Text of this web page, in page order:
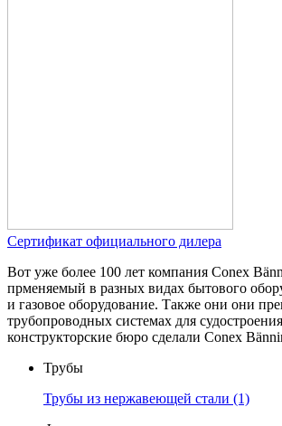
Сертификат официального дилера
Вот уже более 100 лет компания Conex
прменяемый в разных видах бытового
и газовое оборудование. Также они они
трубопроводных системах для
конструкторские бюро сделали Conex
Трубы
Трубы из нержавеющей стали (1)